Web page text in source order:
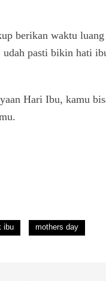
berikan waktu
pasti bikin hati
Hari Ibu, kamu
ibu mothers day